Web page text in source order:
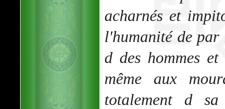
acharnés et
l'humanité de par
d des hommes et
même aux
totalement d